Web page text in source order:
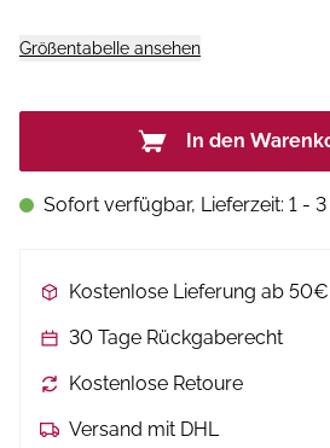
Größentabelle ansehen
In den
Sofort verfügbar, Lieferzeit: 1 -
Kostenlose Lieferung ab 50€
30 Tage Rückgaberecht
Kostenlose Retoure
Versand mit DHL